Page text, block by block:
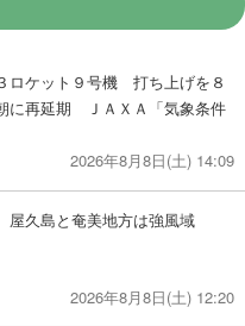
ロケット９号機 打ち上げを８
に再延期 ＪＡＸＡ「気象条件
2026年8月8日(土) 14:09
久島と奄美地方は強風域
2026年8月8日(土) 12:20